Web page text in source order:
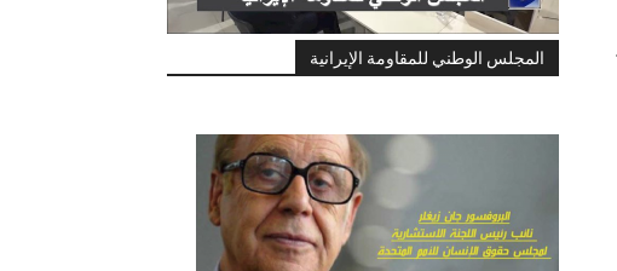
المجلس الوطني للمقاومة الإيرانية